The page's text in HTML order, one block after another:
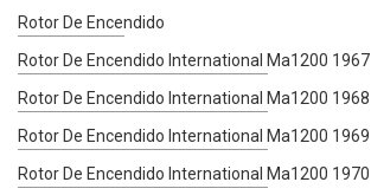
Rotor De Encendido
Rotor De Encendido International Ma1200 1967
Rotor De Encendido International Ma1200 1968
Rotor De Encendido International Ma1200 1969
Rotor De Encendido International Ma1200 1970